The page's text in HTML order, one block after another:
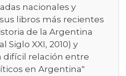
nacionales y
libros más recientes
de la Argentina
Siglo XXI, 2010) y
difícil relación entre
en Argentina"